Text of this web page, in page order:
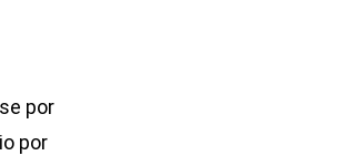
por
por